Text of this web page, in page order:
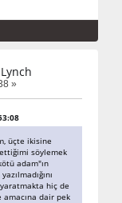
»
üçte ikisine
söylemek
adam"ın
hiç de
amacına dair pek